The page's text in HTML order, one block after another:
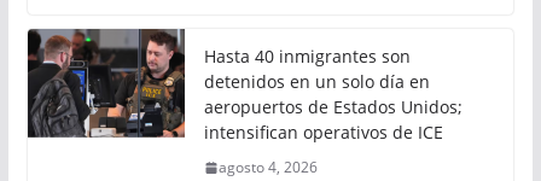
Hasta 40 inmigrantes son
detenidos en un solo día en
aeropuertos de Estados Unidos;
intensifican operativos de ICE
agosto 4, 2026